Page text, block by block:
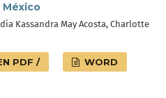
Kassandra May Acosta, Charlotte
PDF / WORD